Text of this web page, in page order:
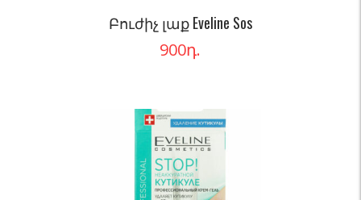
Բուժիչ լաք Eveline Sos
900դ.